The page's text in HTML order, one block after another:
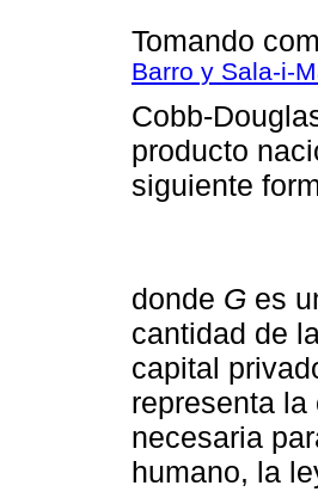
Tomando
Barro y Sala-i-
Cobb-
producto
siguiente
donde G es
cantidad de
capital
representa
necesaria
humano, la